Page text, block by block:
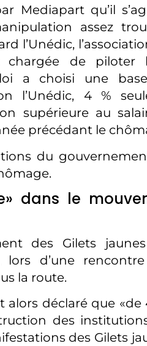
qu’il
assez
l’Unédic,
de piloter
a choisi une
l’Unédic, 4 %
supérieure au
précédant le
du
dans le
des Gilets
lors d’une
la route.
alors déclaré que «de
des
des Gilets